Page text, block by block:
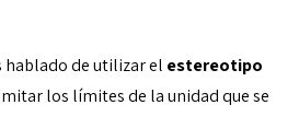
hablado de utilizar el estereotipo
los límites de la unidad que se